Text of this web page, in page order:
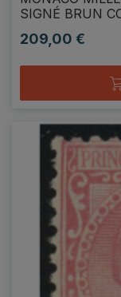
SIGNÉ BRUN
Prix
209,00 €